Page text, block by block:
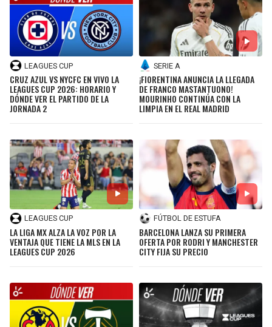
LEAGUES CUP
CRUZ AZUL VS NYCFC EN VIVO LA
LEAGUES CUP 2026: HORARIO Y
DÓNDE VER EL PARTIDO DE LA
JORNADA 2
SERIE A
¡FIORENTINA ANUNCIA LA LLEGADA
DE FRANCO MASTANTUONO!
MOURINHO CONTINÚA CON LA
LIMPIA EN EL REAL MADRID
LEAGUES CUP
LA LIGA MX ALZA LA VOZ POR LA
VENTAJA QUE TIENE LA MLS EN LA
LEAGUES CUP 2026
FÚTBOL DE ESTUFA
BARCELONA LANZA SU PRIMERA
OFERTA POR RODRI Y MANCHESTER
CITY FIJA SU PRECIO